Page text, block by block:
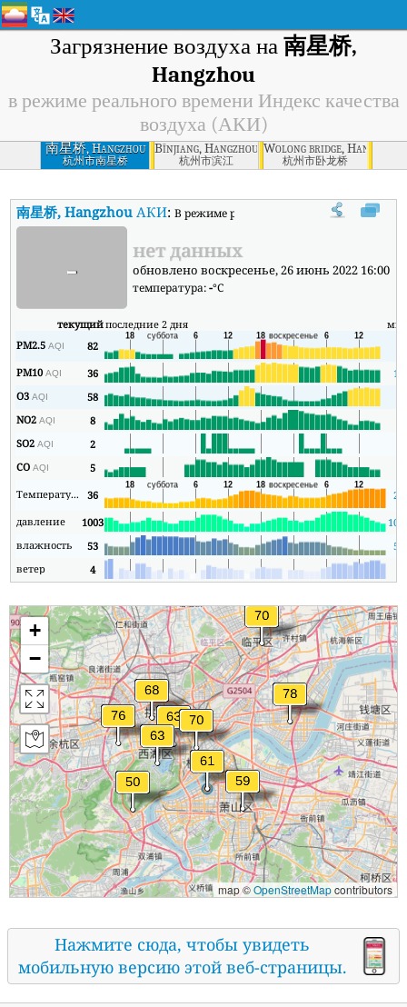
Загрязнение воздуха на 南星桥,
Hangzhou
в режиме реального времени Индекс качества
воздуха (АКИ)
南星桥, Hangzhou
杭州市南星桥
Bīnjiang, Hangzhou
杭州市滨江
Wolong bridge, Hangzhou
杭州市卧龙桥
南星桥, Hangzhou АКИ:В режиме реального времени Индекс
- нет данных
обновлено воскресенье, 26 июнь 2022 16:00
температура:-°C
текущийпоследние 2 дня
PM2.5AQI 82
PM10AQI 36
15
O3AQI 58
NO2AQI 8
SO2AQI 2
COAQI 5
Температура
36
25
давление
1003
влажность
53
53
ветер
4
+
−
map ©OpenStreetMapcontributors
Нажмите сюда, чтобы увидеть
мобильную версию этой веб-страницы.